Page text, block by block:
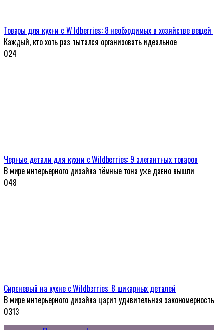
Товары для кухни с Wildberries: 8 необходимых в хозяйстве вещей
Каждый, кто хоть раз пытался организовать идеальное
024
Черные детали для кухни с Wildberries: 9 элегантных товаров
В мире интерьерного дизайна тёмные тона уже давно вышли
048
Сиреневый на кухне с Wildberries: 8 шикарных деталей
В мире интерьерного дизайна царит удивительная закономерность
0313